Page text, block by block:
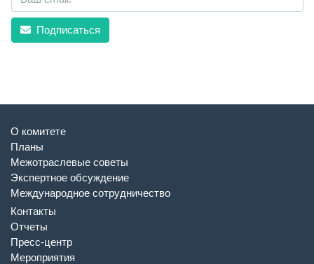
Подписаться
О комитете
Планы
Межотраслевые советы
Экспертное обсуждение
Международное сотрудничество
Контакты
Отчеты
Пресс-центр
Мероприятия